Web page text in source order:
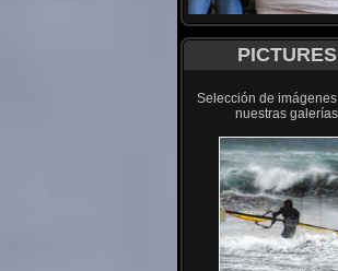
PICTURES
Selección de
nuestras galerías